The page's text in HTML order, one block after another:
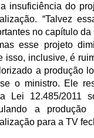
insuficiência do
“Talvez
no capítulo
esse projeto
isso, inclusive, é
a produção
o ministro. Ele
Lei 12.485/2011
a produção
para a TV